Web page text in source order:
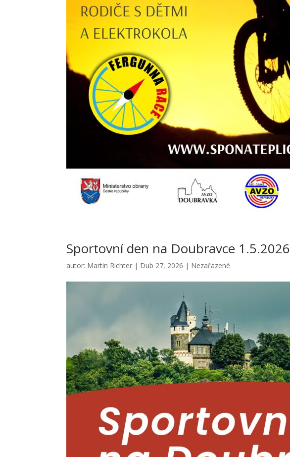
Sportovní den na Doubravce 1.5.2026
autor: Martin Richter | Dub 27, 2026 | Nezařazené